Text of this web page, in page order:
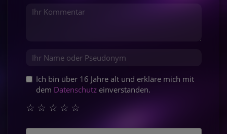
Ich bin über 16 Jahre alt und erkläre mich mit
dem Datenschutz einverstanden.
☆
☆
☆
☆
☆